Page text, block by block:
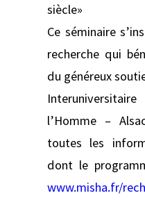
siècle»
Ce séminaire
recherche qui
du généreux
l’Homme –
toutes les
dont le
www.misha.fr/